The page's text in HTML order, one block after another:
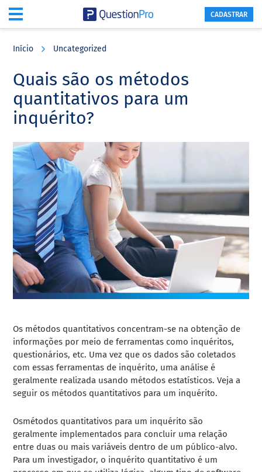
content
sidebar
CADASTRAR
Início Uncategorized
Quais são os métodos
quantitativos para um
inquérito?
Os métodos quantitativos concentram-se na obtenção de
informações por meio de ferramentas como inquéritos,
questionários, etc. Uma vez que os dados são coletados
com essas ferramentas de inquérito, uma análise é
geralmente realizada usando métodos estatísticos. Veja a
seguir os métodos quantitativos para um inquérito.
Osmétodos quantitativos para um inquérito são
geralmente implementados para concluir uma relação
entre duas ou mais variáveis dentro de um público-alvo.
Para um investigador, o inquérito quantitativo é um